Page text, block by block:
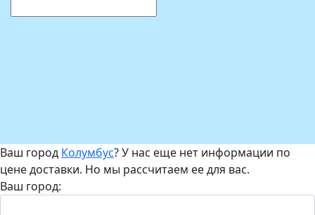
Ваш город Колумбус? У нас еще нет информации по
цене доставки. Но мы рассчитаем ее для вас.
Ваш город: